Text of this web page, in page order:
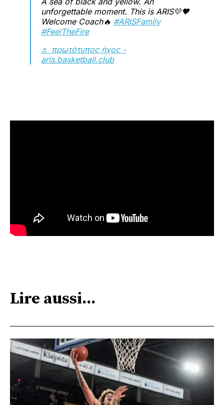
unforgettable moment. This is ARIS💛🖤
Welcome Coach🔥 #ARISFamily
#FeelTheFire
♬ πρωτότυπος ήχος -
aris.basketball.club
Lire aussi...